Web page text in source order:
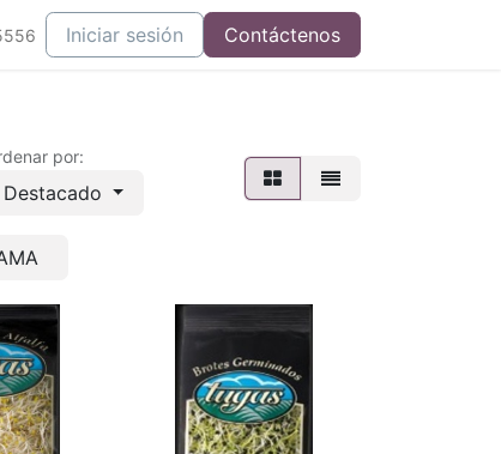
Iniciar sesión Contáctenos
por:
Destacado